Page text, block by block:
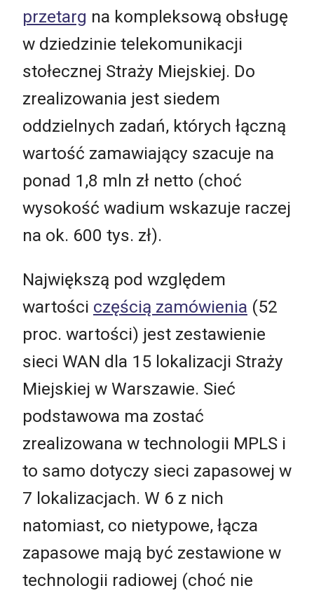
przetarg na kompleksową obsługę
w dziedzinie telekomunikacji
stołecznej Straży Miejskiej. Do
zrealizowania jest siedem
oddzielnych zadań, których łączną
wartość zamawiający szacuje na
ponad 1,8 mln zł netto (choć
wysokość wadium wskazuje raczej
na ok. 600 tys. zł).
Największą pod względem
wartości częścią zamówienia (52
proc. wartości) jest zestawienie
sieci WAN dla 15 lokalizacji Straży
Miejskiej w Warszawie. Sieć
podstawowa ma zostać
zrealizowana w technologii MPLS i
to samo dotyczy sieci zapasowej w
7 lokalizacjach. W 6 z nich
natomiast, co nietypowe, łącza
zapasowe mają być zestawione w
technologii radiowej (choć nie